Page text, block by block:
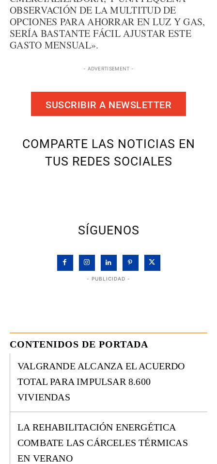
OBSERVACIÓN DE LA MULTITUD DE
OPCIONES PARA AHORRAR EN LUZ Y GAS,
SERÍA BASTANTE FÁCIL AJUSTAR ESTE
GASTO MENSUAL».
- ADVERTISEMENT -
SUSCRIBIR A NEWSLETTER
COMPARTE LAS NOTICIAS EN
TUS REDES SOCIALES
SÍGUENOS
- PUBLICIDAD -
CONTENIDOS DE PORTADA
VALGRANDE ALCANZA EL ACUERDO
TOTAL PARA IMPULSAR 8.600
VIVIENDAS
LA REHABILITACIÓN ENERGÉTICA
COMBATE LAS CÁRCELES TÉRMICAS
EN VERANO